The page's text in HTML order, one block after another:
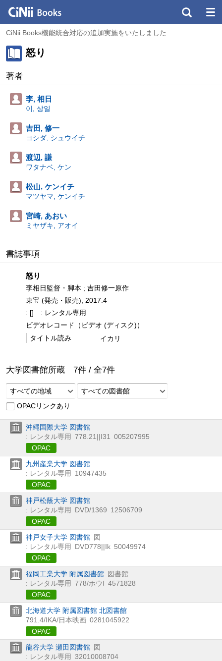
CiNii Books機能統合対応の追加実施をいたしました
怒り
著者
李, 相日
이, 상일
吉田, 修一
ヨシダ, シュウイチ
渡辺, 謙
ワタナベ, ケン
松山, ケンイチ
マツヤマ, ケンイチ
宮崎, あおい
ミヤザキ, アオイ
書誌事項
怒り
李相日監督・脚本 ; 吉田修一原作
東宝 (発売・販売), 2017.4
: []
: レンタル専用
ビデオレコード（ビデオ (ディスク)）
タイトル読み
イカリ
大学図書館所蔵 7件 / 全7件
すべての地域
すべての図書館
OPACリンクあり
沖縄国際大学 図書館
: レンタル専用 778.21||I31
005207995
OPAC
九州産業大学 図書館
: レンタル専用
10947435
OPAC
神戸松蔭大学 図書館
: レンタル専用
DVD/1369 12506709
OPAC
神戸女子大学 図書館 図
: レンタル専用
DVD778||Ik 50049974
OPAC
福岡工業大学 附属図書館 図書館
: レンタル専用 778/ホウI 4571828
OPAC
北海道大学 附属図書館 北図書館
791.4/IKA/日本映画 0281045922
OPAC
龍谷大学 瀬田図書館 図
: レンタル専用 32010008704